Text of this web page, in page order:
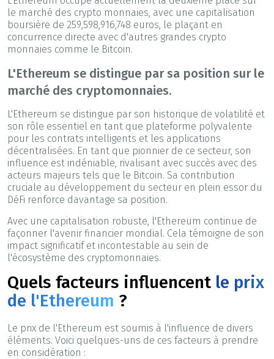
le marché des crypto monnaies, avec une capitalisation
boursière de 259,598,916,748 euros, le plaçant en
concurrence directe avec d'autres grandes crypto
monnaies comme le Bitcoin.
L'Ethereum se distingue par sa position sur le
marché des cryptomonnaies.
L'Ethereum se distingue par son historique de volatilité et
son rôle essentiel en tant que plateforme polyvalente
pour les contrats intelligents et les applications
décentralisées. En tant que pionnier de ce secteur, son
influence est indéniable, rivalisant avec succès avec des
acteurs majeurs tels que le Bitcoin. Sa contribution
cruciale au développement du secteur en plein essor du
DéFi renforce davantage sa position.
Avec une capitalisation robuste, l'Ethereum continue de
façonner l'avenir financier mondial. Cela témoigne de son
impact significatif et incontestable au sein de
l'écosystème des cryptomonnaies.
Quels facteurs influencent le prix
de l'Ethereum ?
Le prix de l'Ethereum est soumis à l'influence de divers
éléments. Voici quelques-uns de ces facteurs à prendre
en considération :